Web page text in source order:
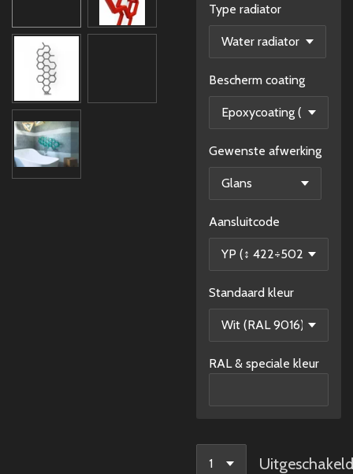
Type radiator
Bescherm coating
Gewenste afwerking
Aansluitcode
Standaard kleur
RAL & speciale kleur
Uitgeschakeld